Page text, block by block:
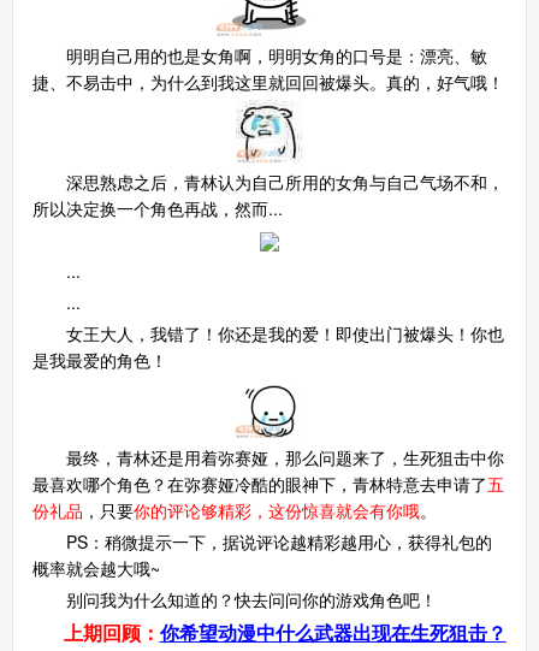
生死狙击手机版 搜 手
明明自己用的也是女角啊，明明女角的口号是：漂亮、敏
捷、不易击中，为什么到我这里就回回被爆头。真的，好气哦！
深思熟虑之后，青林认为自己所用的女角与自己气场不和，
所以决定换一个角色再战，然而...
...
...
女王大人，我错了！你还是我的爱！即使出门被爆头！你也
是我最爱的角色！
最终，青林还是用着弥赛娅，那么问题来了，生死狙击中你
最喜欢哪个角色？在弥赛娅冷酷的眼神下，青林特意去申请了五
份礼品 ，只要你的评论够精彩，这份惊喜就会有你哦。
PS：稍微提示一下，据说评论越精彩越用心，获得礼包的
概率就会越大哦~
别问我为什么知道的？快去问问你的游戏角色吧！
上期回顾： 你希望动漫中什么武器出现在生死狙击？